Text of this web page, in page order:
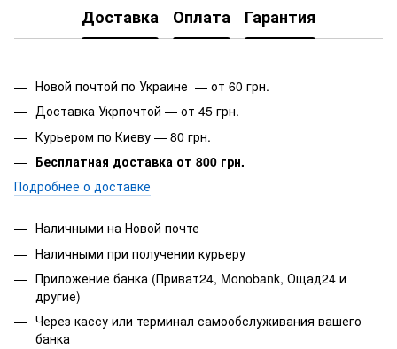
Доставка Оплата Гарантия
Новой почтой по Украине — от 60 грн.
Доставка Укрпочтой — от 45 грн.
Курьером по Киеву — 80 грн.
Бесплатная доставка от 800 грн.
Подробнее о доставке
Наличными на Новой почте
Наличными при получении курьеру
Приложение банка (Приват24, Monobank, Ощад24 и
другие)
Через кассу или терминал самообслуживания вашего
банка